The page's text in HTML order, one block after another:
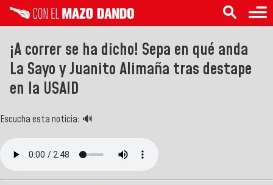
¡A correr se ha dicho! Sepa en qué anda
La Sayo y Juanito Alimaña tras destape
en la USAID
Escucha esta noticia: 🔊